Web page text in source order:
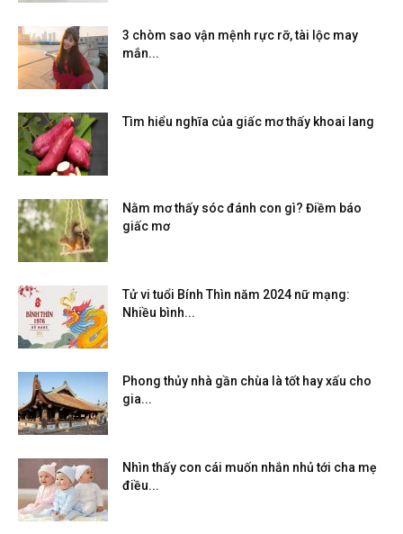
3 chòm sao vận mệnh rực rỡ, tài lộc may
mắn...
Tìm hiểu nghĩa của giấc mơ thấy khoai lang
Nằm mơ thấy sóc đánh con gì? Điềm báo
giấc mơ
Tử vi tuổi Bính Thìn năm 2024 nữ mạng:
Nhiều bình...
Phong thủy nhà gần chùa là tốt hay xấu cho
gia...
Nhìn thấy con cái muốn nhắn nhủ tới cha mẹ
điều...